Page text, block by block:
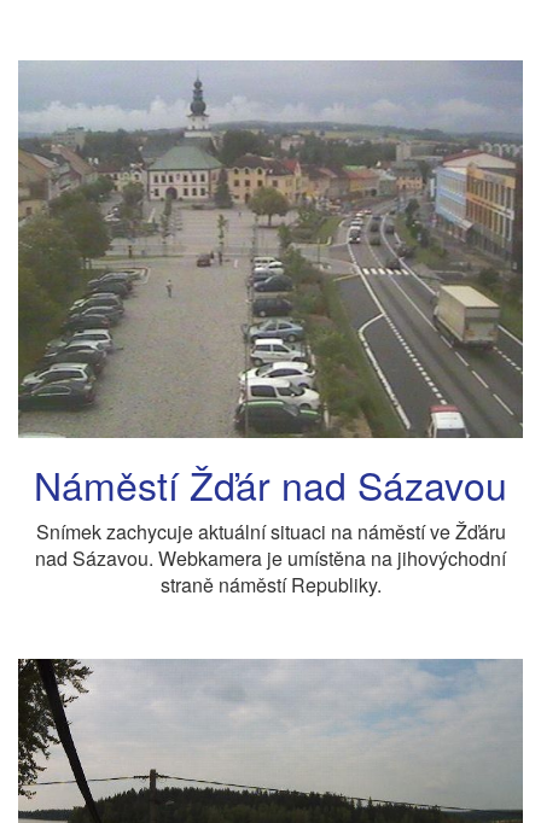
Náměstí Žďár nad Sázavou
Snímek zachycuje aktuální situaci na náměstí ve Žďáru
nad Sázavou. Webkamera je umístěna na jihovýchodní
straně náměstí Republiky.